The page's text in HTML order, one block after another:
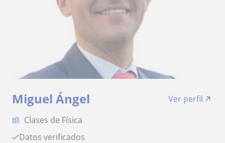
Miguel Ángel
Ver perfil
Clases de Física
Datos verificados